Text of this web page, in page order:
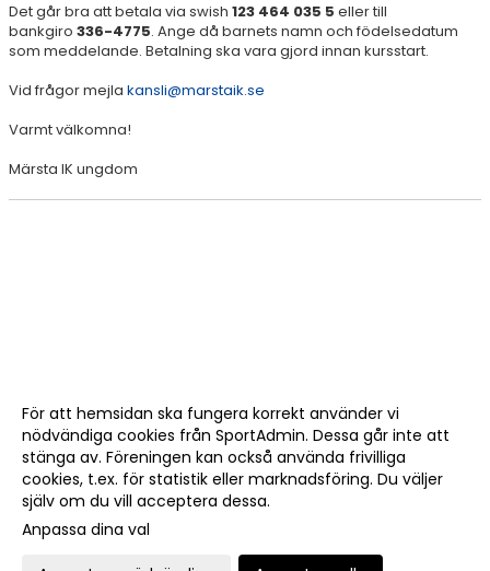
Det går bra att betala via swish 123 464 035 5 eller till
bankgiro 336-4775. Ange då barnets namn och födelsedatum
som meddelande. Betalning ska vara gjord innan kursstart.
Vid frågor mejla kansli@marstaik.se
Varmt välkomna!
Märsta IK ungdom
För att hemsidan ska fungera korrekt använder vi
nödvändiga cookies från SportAdmin. Dessa går inte att
stänga av. Föreningen kan också använda frivilliga
cookies, t.ex. för statistik eller marknadsföring. Du väljer
själv om du vill acceptera dessa.
Anpassa dina val